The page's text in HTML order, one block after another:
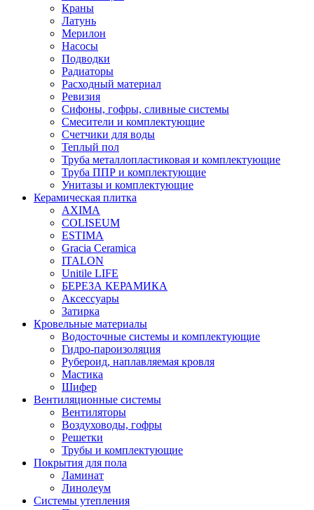
Краны
Латунь
Мерилон
Насосы
Подводки
Радиаторы
Расходный материал
Ревизия
Сифоны, гофры, сливные системы
Смесители и комплектующие
Счетчики для воды
Теплый пол
Труба металлопластиковая и комплектующие
Труба ППР и комплектующие
Унитазы и комплектующие
Керамическая плитка
AXIMA
COLISEUM
ESTIMA
Gracia Ceramica
ITALON
Unitile LIFE
БЕРЕЗА КЕРАМИКА
Аксессуары
Затирка
Кровельные материалы
Водосточные системы и комплектующие
Гидро-пароизоляция
Рубероид, наплавляемая кровля
Мастика
Шифер
Вентиляционные системы
Вентиляторы
Воздуховоды, гофры
Решетки
Трубы и комплектующие
Покрытия для пола
Ламинат
Линолеум
Системы утепления